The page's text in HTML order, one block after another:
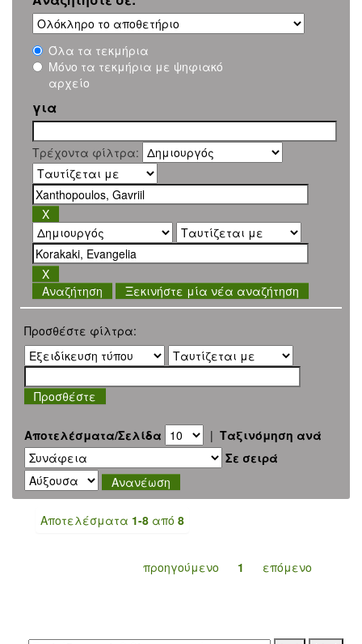
Όλα τα τεκμήρια
Μόνο τα τεκμήρια με ψηφιακό
αρχείο
για
Τρέχοντα φίλτρα:
Ξεκινήστε μία νέα αναζήτηση
Προσθέστε φίλτρα:
Αποτελέσματα/Σελίδα | Ταξινόμηση ανά
Σε σειρά
Αποτελέσματα 1-8 από 8
προηγούμενο 1 επόμενο